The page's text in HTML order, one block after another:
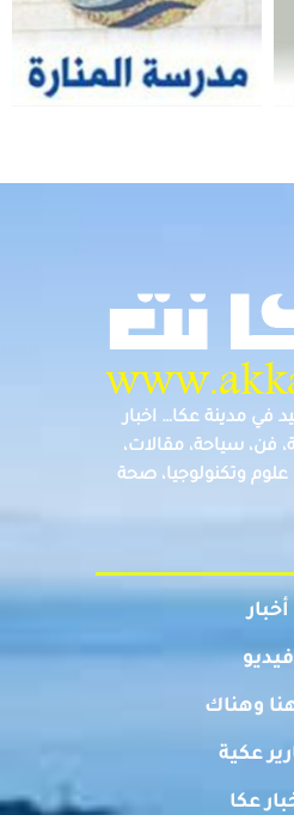
في مدينة عكا… اخبار
فن، سياحة، مقالات،
وتكنولوجيا، صحة
أخبار
فيديو
وهناك
عكية
عكا